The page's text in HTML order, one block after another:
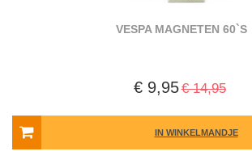
VESPA MAGNETEN 60`S
€ 9,95€ 14,95
IN WINKELMANDJE